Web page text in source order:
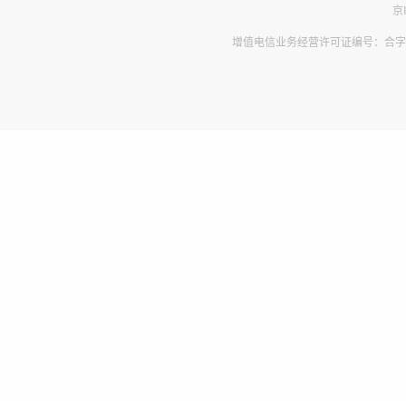
增值电信业务经营许可证编号：合